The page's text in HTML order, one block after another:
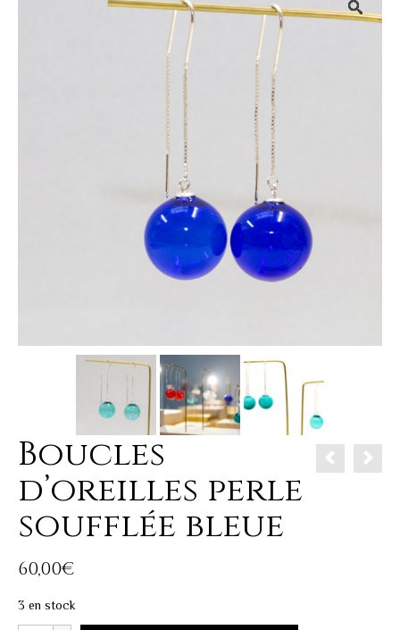
Boucles
d’oreilles perle
soufflée bleue
60,00€
3 en stock